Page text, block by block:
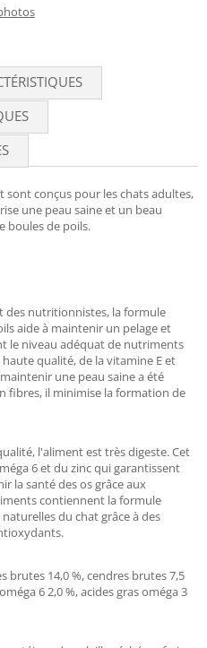
sont conçus pour les chats adultes,
une peau saine et un beau
boules de poils.
des nutritionnistes, la formule
aide à maintenir un pelage et
le niveau adéquat de nutriments
qualité, de la vitamine E et
une peau saine a été
fibres, il minimise la formation de
l'aliment est très digeste. Cet
6 et du zinc qui garantissent
la santé des os grâce aux
contiennent la formule
du chat grâce à des
brutes 14,0 %, cendres brutes 7,5
6 2,0 %, acides gras oméga 3